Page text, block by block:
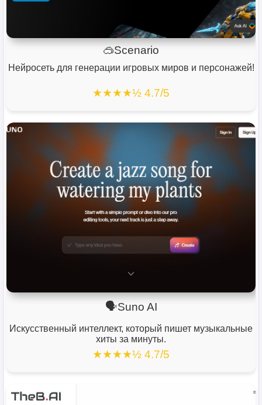
🥽Scenario
Нейросеть для генерации игровых миров и персонажей!
★★★★½ 4.7/5
🗣️Suno AI
Искусственный интеллект, который пишет музыкальные
хиты за минуты.
★★★★½ 4.7/5